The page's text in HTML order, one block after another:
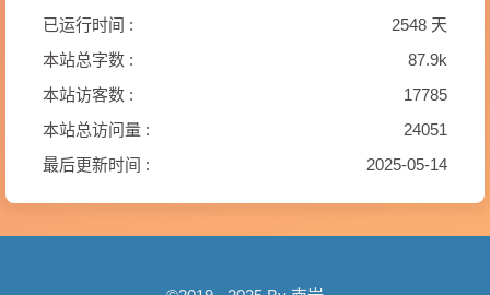
已运行时间 :
2548 天
本站总字数 :
87.9k
本站访客数 :
17785
本站总访问量 :
24051
最后更新时间 :
2025-05-14